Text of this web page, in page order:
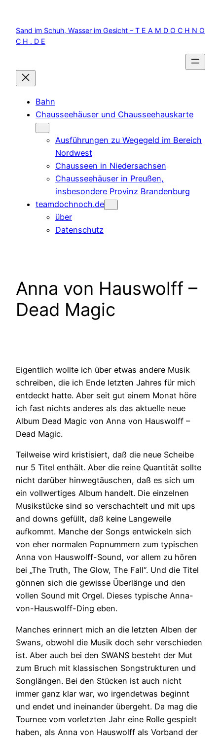
springen
Sand im Schuh, Wasser im Gesicht – T E A M D O C H N O
C H . D E
Bahn
Chausseehäuser und Chausseehauskarte
Ausführungen zu Wegegeld im Bereich
Nordwest
Chausseen in Niedersachsen
Chausseehäuser in Preußen,
insbesondere Provinz Brandenburg
teamdochnoch.de
über
Datenschutz
Anna von Hauswolff –
Dead Magic
Eigentlich wollte ich über etwas andere Musik
schreiben, die ich Ende letzten Jahres für mich
entdeckt hatte. Aber seit gut einem Monat höre
ich fast nichts anderes als das aktuelle neue
Album Dead Magic von Anna von Hauswolff –
Dead Magic.
Teilweise wird kristisiert, daß die neue Scheibe
nur 5 Titel enthält. Aber die reine Quantität sollte
nicht darüber hinwegtäuschen, daß es sich um
ein vollwertiges Album handelt. Die einzelnen
Musikstücke sind so verschachtelt und mit ups
and downs gefüllt, daß keine Langeweile
aufkommt. Manche der Songs entwickeln sich
von eher normalen Popnummern zum typischen
Anna von Hauswolff-Sound, vor allem zu hören
bei „The Truth, The Glow, The Fall“. Und die Titel
gönnen sich die gewisse Überlänge und den
vollen Sound mit Orgel. Dieses typische Anna-
von-Hauswolff-Ding eben.
Manches erinnert mich an die letzten Alben der
Swans, obwohl die Musik doch sehr verschieden
ist. Aber auch bei den SWANS besteht der Mut
zum Bruch mit klassischen Songstrukturen und
Songlängen. Bei den Stücken ist auch nicht
immer ganz klar war, wo irgendetwas beginnt
und endet und ineinander übergeht. Da mag die
Tournee vom vorletzten Jahr eine Rolle gespielt
haben, als Anna von Hauswolff als Vorband der